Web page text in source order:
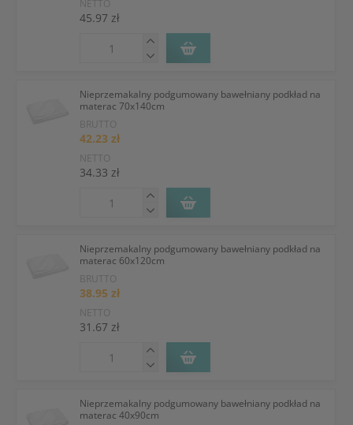
NETTO
45.97 zł
Nieprzemakalny podgumowany bawełniany podkład na
materac 70x140cm
BRUTTO
42.23 zł
NETTO
34.33 zł
Nieprzemakalny podgumowany bawełniany podkład na
materac 60x120cm
BRUTTO
38.95 zł
NETTO
31.67 zł
Nieprzemakalny podgumowany bawełniany podkład na
materac 40x90cm